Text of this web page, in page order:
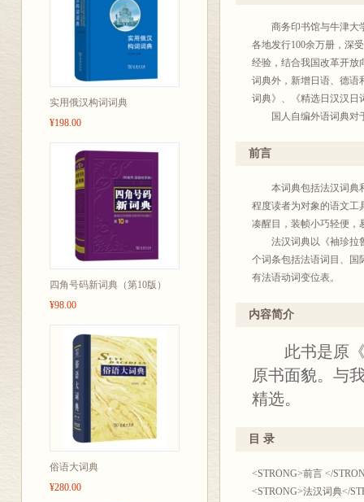
实用俄汉构词词典
¥198.00
四角号码新词典（第10版）
¥98.00
俗语大词典
¥280.00
商务印书馆与牛津大学
各地发行100余万册，深
经验，结合我国改革开放
词典外，新增日语、德语
词典》、《精选日汉汉日
国人自编外语词典对于
版社合作出版。这些出版
法国拉鲁斯出版社
德国朗根沙伊特出版
日本东方书店
俄罗斯俄语出版社
采取或由对方提供最新
例证贴切，从而使词典臻
繁体汉字；汉外词典的词
业各不相同，有时也各
可根据需要选择购买。
本系列词典为通用型语
释疑，随时翻检查阅。词
前言
本词典包括法汉词典和
程度读者为对象的语文工
凑醒目，装帧小巧轻便，
法汉词典以《袖珍拉鲁
个词条包括法语词目、国
有法语动词变位表。
语外，一般都注以词性。
本词典汉法部分由孟心
并对原书部分内容进行了
内容简介
此书是原《
原书面貌。与
精选。
目 录
<STRONG>前言 </
<STRONG>法汉词典</